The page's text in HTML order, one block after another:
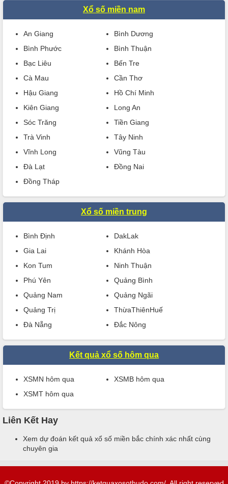
Xổ số miền nam
An Giang
Bình Dương
Bình Phước
Bình Thuận
Bạc Liêu
Bến Tre
Cà Mau
Cần Thơ
Hậu Giang
Hồ Chí Minh
Kiên Giang
Long An
Sóc Trăng
Tiền Giang
Trà Vinh
Tây Ninh
Vĩnh Long
Vũng Tàu
Đà Lạt
Đồng Nai
Đồng Tháp
Xổ số miền trung
Bình Định
DakLak
Gia Lai
Khánh Hòa
Kon Tum
Ninh Thuận
Phú Yên
Quảng Bình
Quảng Nam
Quảng Ngãi
Quảng Trị
ThừaThiênHuế
Đà Nẵng
Đắc Nông
Kết quả xổ số hôm qua
XSMN hôm qua
XSMB hôm qua
XSMT hôm qua
Liên Kết Hay
Xem dự đoán kết quả xổ số miền bắc chính xác nhất cùng
chuyên gia